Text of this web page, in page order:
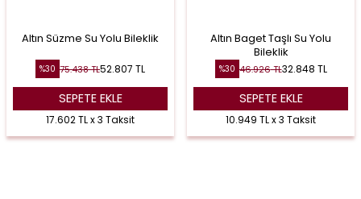
Altın Süzme Su Yolu Bileklik
%30 75.438TL52.807 TL
SEPETE EKLE
17.602 TL x 3 Taksit
Altın Baget Taşlı Su Yolu
Bileklik
%30 46.926TL32.848 TL
SEPETE EKLE
10.949 TL x 3 Taksit